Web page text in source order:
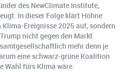
des NewClimate Institute,
In dieser Folge klärt Höhne
Ereignisse 2025 auf, sondern
nicht gegen den Markt
mehr denn je
eine schwarz-grüne Koalition
Wahl fürs Klima wäre.